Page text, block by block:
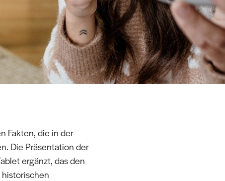
Fakten, die in der
Die Präsentation der
ergänzt, das den